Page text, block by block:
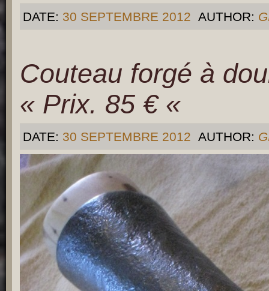
DATE: 30 SEPTEMBRE 2012 AUTHOR:
Couteau forgé à
« Prix. 85 € «
DATE: 30 SEPTEMBRE 2012 AUTHOR: